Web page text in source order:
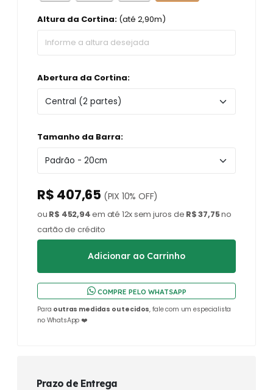
Altura da Cortina: (até 2,90m)
Abertura da Cortina:
Tamanho da Barra:
R$ 407,65 (PIX 10% OFF)
ou R$ 452,94em até 12x sem juros de R$ 37,75no
cartão de crédito
COMPRE PELO WHATSAPP
Para outras medidas ou tecidos, fale com um especialista
no WhatsApp ❤️
Prazo de Entrega